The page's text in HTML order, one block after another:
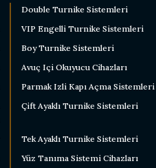
Double Turnike Sistemleri
VIP Engelli Turnike Sistemleri
Boy Turnike Sistemleri
Avuç Içi Okuyucu Cihazları
Parmak Izli Kapı Açma Sistemleri
Çift Ayaklı Turnike Sistemleri
Tek Ayaklı Turnike Sistemleri
Yüz Tanıma Sistemi Cihazları